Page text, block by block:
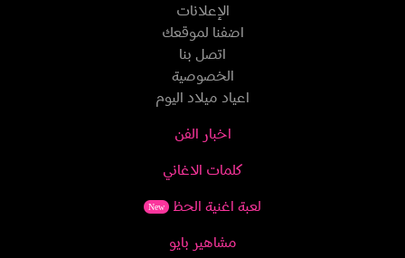
الإعلانات
اضفنا لموقعك
اتصل بنا
الخصوصية
اعياد ميلاد اليوم
اخبار الفن
كلمات الاغاني
لعبة اغنية الحظ New
مشاهير بايو